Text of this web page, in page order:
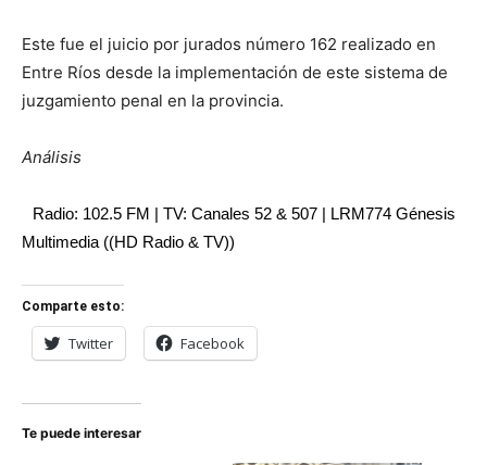
Este fue el juicio por jurados número 162 realizado en
Entre Ríos desde la implementación de este sistema de
juzgamiento penal en la provincia.
Análisis
Radio: 102.5 FM | TV: Canales 52 & 507 | LRM774 Génesis
Multimedia ((HD Radio & TV))
Comparte esto:
Twitter Facebook
Te puede interesar